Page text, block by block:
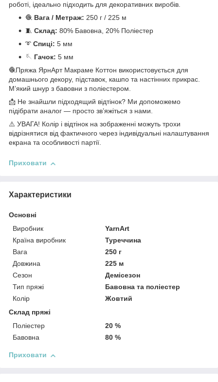
роботі, ідеально підходить для декоративних виробів.
🧶 Вага / Метраж: 250 г / 225 м
🧵 Склад: 80% Бавовна, 20% Поліестер
➰ Спиці: 5 мм
🪡 Гачок: 5 мм
🧶Пряжа ЯрнАрт Макраме Коттон використовується для
домашнього декору, підставок, кашпо та настінних прикрас.
М’який шнур з бавовни з поліестером.
📩 Не знайшли підходящий відтінок? Ми допоможемо
підібрати аналог — просто зв’яжіться з нами.
⚠️ УВАГА! Колір і відтінок на зображенні можуть трохи
відрізнятися від фактичного через індивідуальні налаштування
екрана та особливості партії.
Приховати
Характеристики
Основні
Виробник
YarnArt
Країна виробник
Туреччина
Вага
250 г
Довжина
225 м
Сезон
Демісезон
Тип пряжі
Бавовна та поліестер
Колір
Жовтий
Склад пряжі
Поліестер
20 %
Бавовна
80 %
Приховати